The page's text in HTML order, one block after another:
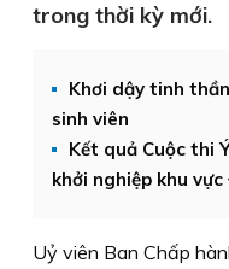
trong thời kỳ mới.
Khơi dậy tinh
sinh viên
Kết quả Cuộc thi
khởi nghiệp khu
Uỷ viên Ban Chấp